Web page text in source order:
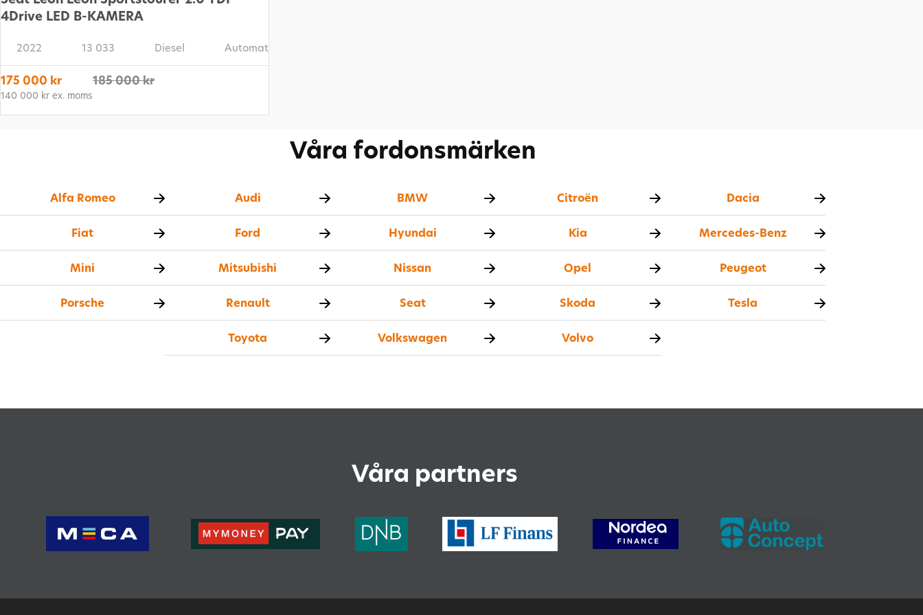
4Drive LED B-KAMERA
2022 13 033 Diesel Automat
175 000 kr
140 000 kr ex. moms
185 000 kr
Våra fordonsmärken
Alfa Romeo Audi BMW Citroën Dacia
Fiat Ford Hyundai Kia Mercedes-Benz
Mini Mitsubishi Nissan Opel Peugeot
Porsche Renault Seat Skoda Tesla
Toyota Volkswagen Volvo
Våra partners